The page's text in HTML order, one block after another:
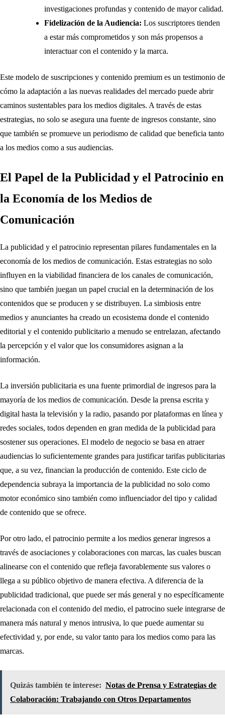
investigaciones profundas y contenido de mayor calidad.
Fidelización de la Audiencia: Los suscriptores tienden
a estar más comprometidos y son más propensos a
interactuar con el contenido y la marca.
Este modelo de suscripciones y contenido premium es un testimonio de
cómo la adaptación a las nuevas realidades del mercado puede abrir
caminos sustentables para los medios digitales. A través de estas
estrategias, no solo se asegura una fuente de ingresos constante, sino
que también se promueve un periodismo de calidad que beneficia tanto
a los medios como a sus audiencias.
El Papel de la Publicidad y el Patrocinio en
la Economía de los Medios de
Comunicación
La publicidad y el patrocinio representan pilares fundamentales en la
economía de los medios de comunicación. Estas estrategias no solo
influyen en la viabilidad financiera de los canales de comunicación,
sino que también juegan un papel crucial en la determinación de los
contenidos que se producen y se distribuyen. La simbiosis entre
medios y anunciantes ha creado un ecosistema donde el contenido
editorial y el contenido publicitario a menudo se entrelazan, afectando
la percepción y el valor que los consumidores asignan a la
información.
La inversión publicitaria es una fuente primordial de ingresos para la
mayoría de los medios de comunicación. Desde la prensa escrita y
digital hasta la televisión y la radio, pasando por plataformas en línea y
redes sociales, todos dependen en gran medida de la publicidad para
sostener sus operaciones. El modelo de negocio se basa en atraer
audiencias lo suficientemente grandes para justificar tarifas publicitarias
que, a su vez, financian la producción de contenido. Este ciclo de
dependencia subraya la importancia de la publicidad no solo como
motor económico sino también como influenciador del tipo y calidad
de contenido que se ofrece.
Por otro lado, el patrocinio permite a los medios generar ingresos a
través de asociaciones y colaboraciones con marcas, las cuales buscan
alinearse con el contenido que refleja favorablemente sus valores o
llega a su público objetivo de manera efectiva. A diferencia de la
publicidad tradicional, que puede ser más general y no específicamente
relacionada con el contenido del medio, el patrocino suele integrarse de
manera más natural y menos intrusiva, lo que puede aumentar su
efectividad y, por ende, su valor tanto para los medios como para las
marcas.
Quizás también te interese: Notas de Prensa y Estrategias de
Colaboración: Trabajando con Otros Departamentos